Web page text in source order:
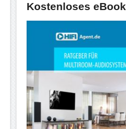
Kostenloses eBook